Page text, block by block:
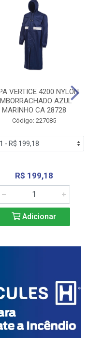
VERTICE 4200 NYLON
AZUL
MARINHO CA 28728
Código: 227085
R$ 199,18
Adicionar